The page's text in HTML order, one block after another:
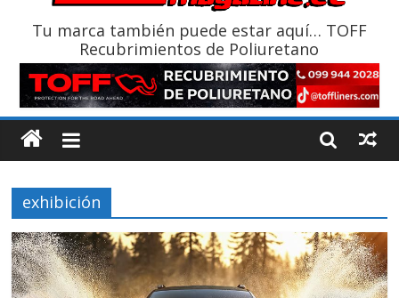
Tu marca también puede estar aquí… TOFF
Recubrimientos de Poliuretano
exhibición